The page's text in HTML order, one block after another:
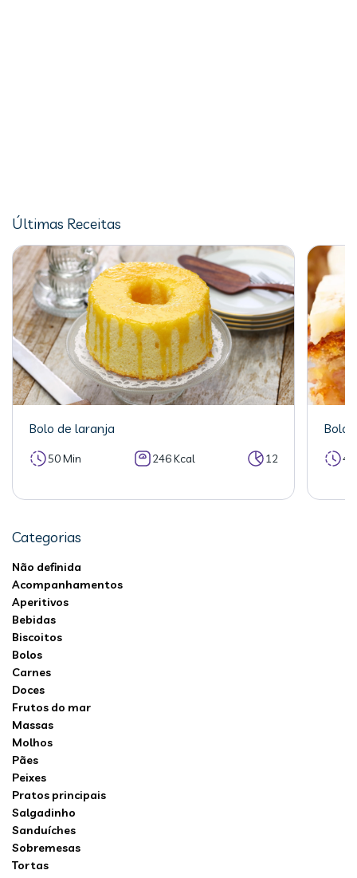
Últimas Receitas
Bolo de laranja
50 Min 246 Kcal 12
Bolo
Categorias
Não definida
Acompanhamentos
Aperitivos
Bebidas
Biscoitos
Bolos
Carnes
Doces
Frutos do mar
Massas
Molhos
Pães
Peixes
Pratos principais
Salgadinho
Sanduíches
Sobremesas
Tortas